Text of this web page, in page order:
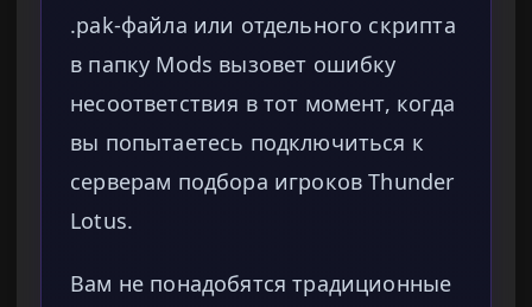
.pak-файла или отдельного скрипта
в папку Mods вызовет ошибку
несоответствия в тот момент, когда
вы попытаетесь подключиться к
серверам подбора игроков Thunder
Lotus.
Вам не понадобятся традиционные